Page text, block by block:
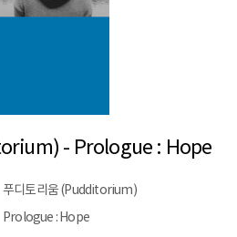
- Prologue : Hope
푸디토리움 (Pudditorium)
Prologue : Hope